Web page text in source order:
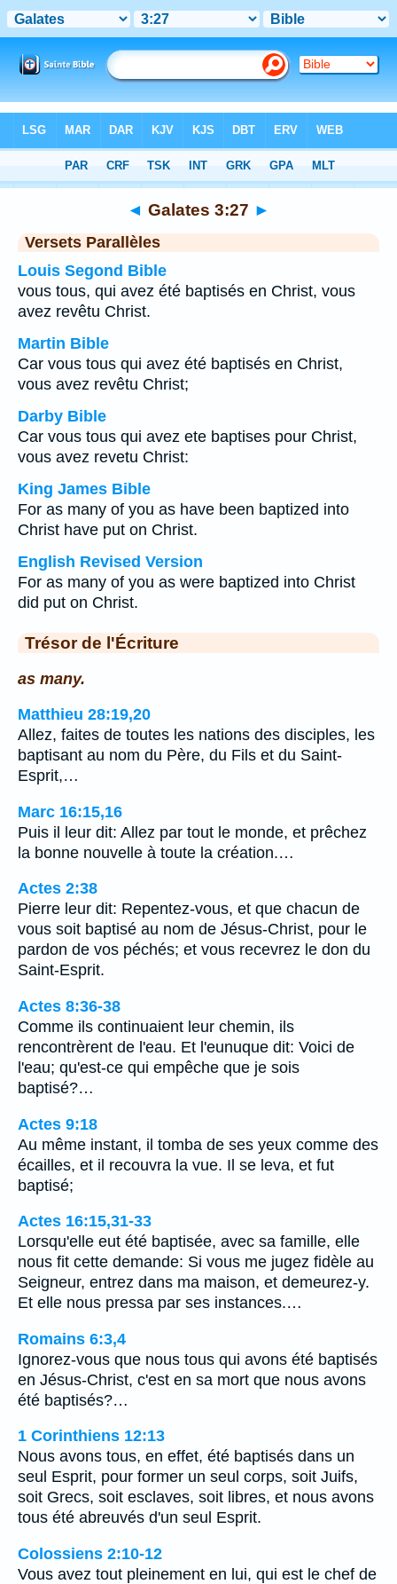
Chapitre 3> Verset 27
◄ Galates 3:27 ►
Versets Parallèles
Louis Segond Bible
vous tous, qui avez été baptisés en Christ, vous
avez revêtu Christ.
Martin Bible
Car vous tous qui avez été baptisés en Christ,
vous avez revêtu Christ;
Darby Bible
Car vous tous qui avez ete baptises pour Christ,
vous avez revetu Christ:
King James Bible
For as many of you as have been baptized into
Christ have put on Christ.
English Revised Version
For as many of you as were baptized into Christ
did put on Christ.
Trésor de l'Écriture
as many.
Matthieu 28:19,20
Allez, faites de toutes les nations des disciples, les
baptisant au nom du Père, du Fils et du Saint-
Esprit,…
Marc 16:15,16
Puis il leur dit: Allez par tout le monde, et prêchez
la bonne nouvelle à toute la création.…
Actes 2:38
Pierre leur dit: Repentez-vous, et que chacun de
vous soit baptisé au nom de Jésus-Christ, pour le
pardon de vos péchés; et vous recevrez le don du
Saint-Esprit.
Actes 8:36-38
Comme ils continuaient leur chemin, ils
rencontrèrent de l'eau. Et l'eunuque dit: Voici de
l'eau; qu'est-ce qui empêche que je sois
baptisé?…
Actes 9:18
Au même instant, il tomba de ses yeux comme des
écailles, et il recouvra la vue. Il se leva, et fut
baptisé;
Actes 16:15,31-33
Lorsqu'elle eut été baptisée, avec sa famille, elle
nous fit cette demande: Si vous me jugez fidèle au
Seigneur, entrez dans ma maison, et demeurez-y.
Et elle nous pressa par ses instances.…
Romains 6:3,4
Ignorez-vous que nous tous qui avons été baptisés
en Jésus-Christ, c'est en sa mort que nous avons
été baptisés?…
1 Corinthiens 12:13
Nous avons tous, en effet, été baptisés dans un
seul Esprit, pour former un seul corps, soit Juifs,
soit Grecs, soit esclaves, soit libres, et nous avons
tous été abreuvés d'un seul Esprit.
Colossiens 2:10-12
Vous avez tout pleinement en lui, qui est le chef de